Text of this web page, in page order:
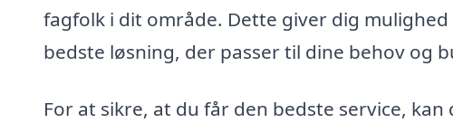
fagfolk i dit område. Dette giver dig
bedste løsning, der passer til dine behov og
For at sikre, at du får den bedste service,